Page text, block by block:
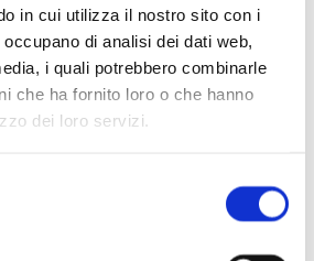
in cui utilizza il nostro sito con i
di analisi dei dati web,
i quali potrebbero combinarle
che ha fornito loro o che hanno
dei loro servizi.
vita a un terzo movimento, e poiun
di un’“intrinseca debolezza
Nella realtà i due momenti
ricchi di carica comunicativa,
ripiegamento, che non sarebbe stato
che la “pagina non trova confronti
sinfonica”. Affiora a tratti la “potenza
, anche nelle